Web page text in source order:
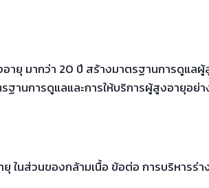
มากว่า 20 ปี สร้างมาตรฐานการดูแล
ฐานการดูแลและการให้บริการผู้สูงอายุอย่
ในส่วนของกล้ามเนื้อ ข้อต่อ การบริหารร่